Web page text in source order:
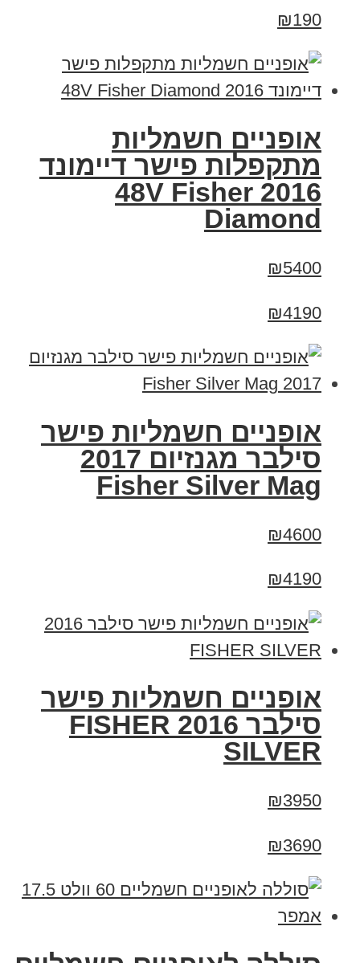
₪190
אופניים חשמליות
מתקפלות פישר דיימונד
2016 48V Fisher
Diamond
₪5400
₪4190
אופניים חשמליות פישר
סילבר מגנזיום 2017
Fisher Silver Mag
₪4600
₪4190
אופניים חשמליות פישר
סילבר 2016 FISHER
SILVER
₪3950
₪3690